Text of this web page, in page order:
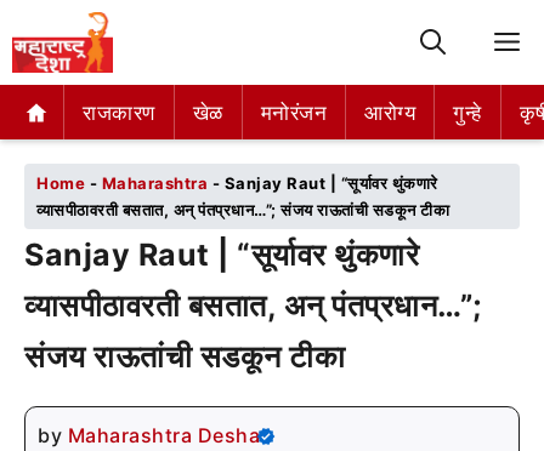
राजकारण खेळ मनोरंजन आरोग्य गुन्हे
राजकारण खेळ मनोरंजन आरोग्य गुन्हे
Home - Maharashtra - Sanjay Raut | “सूर्यावर थुंकणारे
व्यासपीठावरती बसतात, अन् पंतप्रधान…”; संजय राऊतांची सडकून टीका
Sanjay Raut | “सूर्यावर थुंकणारे
व्यासपीठावरती बसतात, अन् पंतप्रधान…”;
संजय राऊतांची सडकून टीका
by Maharashtra Desha